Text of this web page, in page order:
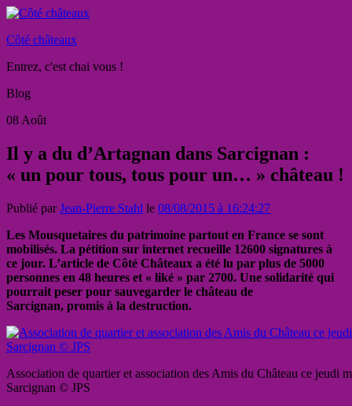
Côté châteaux
Entrez, c'est chai vous !
Blog
08 Août
Il y a du d’Artagnan dans Sarcignan :
« un pour tous, tous pour un… » château !
Publié parJean-Pierre Stahl le 08/08/2015 à 16:24:27
Les Mousquetaires du patrimoine partout en France se sont
mobilisés. La pétition sur internet recueille 12600 signatures à
ce jour. L’article de Côté Châteaux a été lu par plus de 5000
personnes en 48 heures et « liké » par 2700. Une solidarité qui
pourrait peser pour sauvegarder le château de
Sarcignan, promis à la destruction.
Association de quartier et association des Amis du Château ce jeudi
Sarcignan © JPS